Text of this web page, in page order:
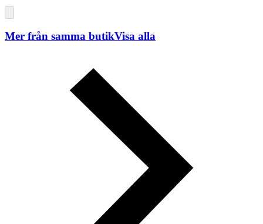
Mer från samma butikVisa alla